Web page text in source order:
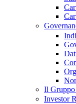
Il
Investor